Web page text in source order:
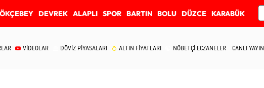
DEVREK ALAPLI SPOR BARTIN BOLU DÜZCE KARABÜK
VİDEOLAR DÖVİZ PİYASALARI ALTIN FİYATLARI NÖBETÇİ ECZANELER CANLI YAYIN